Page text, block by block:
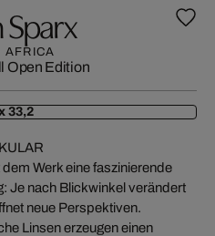
AFRICA
Open Edition
33,2
Werk eine faszinierende
Je nach Blickwinkel verändert
neue Perspektiven.
Linsen erzeugen einen